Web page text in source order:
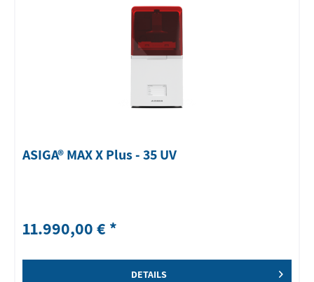
ASIGA® MAX X Plus - 35 UV
11.990,00 € *
DETAILS